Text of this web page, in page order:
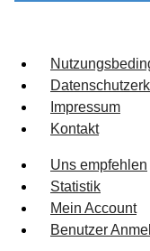
Impressum
Kontakt
Uns empfehlen
Statistik
Mein Account
Benutzer